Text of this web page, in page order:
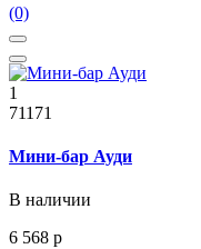
(0)
1
71171
Мини-бар Ауди
В наличии
6 568 р